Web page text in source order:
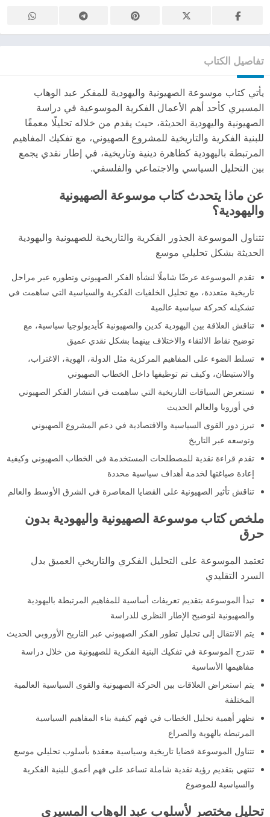
تفاصيل الكتاب
يأتي كتاب موسوعة الصهيونية واليهودية للمفكر عبد الوهاب
المسيري كأحد أهم الأعمال الفكرية الموسوعية في دراسة
الصهيونية واليهودية الحديثة، حيث يقدم من خلاله تحليلًا معمقًا
للبنية الفكرية والتاريخية للمشروع الصهيوني، مع تفكيك المفاهيم
المرتبطة باليهودية كظاهرة دينية وتاريخية، في إطار نقدي يجمع
بين التحليل السياسي والاجتماعي والفلسفي.
عن ماذا يتحدث كتاب موسوعة الصهيونية
واليهودية؟
تتناول الموسوعة الجذور الفكرية والتاريخية للصهيونية واليهودية
الحديثة بشكل تحليلي موسع
تقدم الموسوعة عرضًا شاملًا لنشأة الفكر الصهيوني وتطوره عبر مراحل
تاريخية متعددة، مع تحليل الخلفيات الفكرية والسياسية التي ساهمت في
تشكيله كحركة سياسية عالمية
تناقش العلاقة بين اليهودية كدين والصهيونية كأيديولوجيا سياسية، مع
توضيح نقاط الالتقاء والاختلاف بينهما بشكل نقدي عميق
تسلط الضوء على المفاهيم المركزية مثل الدولة، الهوية، الاغتراب،
والاستيطان، وكيف تم توظيفها داخل الخطاب الصهيوني
تستعرض السياقات التاريخية التي ساهمت في انتشار الفكر الصهيوني
في أوروبا والعالم الحديث
تبرز دور القوى السياسية والاقتصادية في دعم المشروع الصهيوني
وتوسعه عبر التاريخ
تقدم قراءة نقدية للمصطلحات المستخدمة في الخطاب الصهيوني وكيفية
إعادة صياغتها لخدمة أهداف سياسية محددة
تناقش تأثير الصهيونية على القضايا المعاصرة في الشرق الأوسط والعالم
ملخص كتاب موسوعة الصهيونية واليهودية بدون
حرق
تعتمد الموسوعة على التحليل الفكري والتاريخي العميق بدل
السرد التقليدي
تبدأ الموسوعة بتقديم تعريفات أساسية للمفاهيم المرتبطة باليهودية
والصهيونية لتوضيح الإطار النظري للدراسة
يتم الانتقال إلى تحليل تطور الفكر الصهيوني عبر التاريخ الأوروبي الحديث
تتدرج الموسوعة في تفكيك البنية الفكرية للصهيونية من خلال دراسة
مفاهيمها الأساسية
يتم استعراض العلاقات بين الحركة الصهيونية والقوى السياسية العالمية
المختلفة
تظهر أهمية تحليل الخطاب في فهم كيفية بناء المفاهيم السياسية
المرتبطة بالهوية والصراع
تتناول الموسوعة قضايا تاريخية وسياسية معقدة بأسلوب تحليلي موسع
تنتهي بتقديم رؤية نقدية شاملة تساعد على فهم أعمق للبنية الفكرية
والسياسية للموضوع
تحليل مختصر لأسلوب عبد الوهاب المسيري